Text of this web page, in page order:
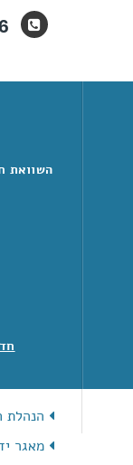
השוואת
הנהלת
מאגר